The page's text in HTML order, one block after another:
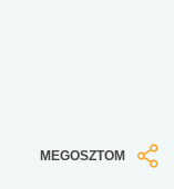
MEGOSZTOM